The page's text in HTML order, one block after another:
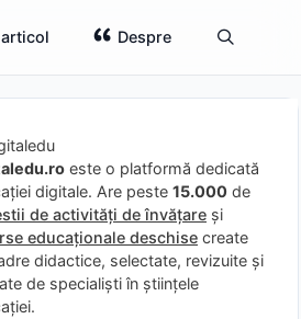
Despre
este o platformă dedicată
digitale. Are peste 15.000 de
de activități de învățare și
educaționale deschise create
didactice, selectate, revizuite și
de specialiști în științele